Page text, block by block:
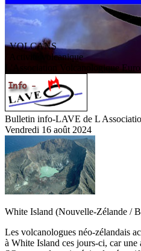
VOLCANS
/ Activité volcanique
ssociation V olcanologiqueE
Bulletin info-LAVE de L
Vendredi 16 août 2024
White Island (Nouvelle-Zélande /
Les volcanologues néo-zélandais
à White Island ces jours-ci, car une